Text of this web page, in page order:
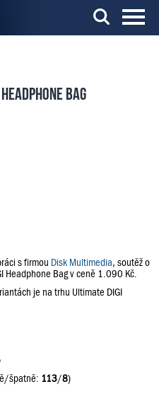
Bag
s firmou Disk Multimedia, soutěž o
Headphone Bag v ceně 1.090 Kč.
je na trhu Ultimate DIGI
špatně: 113/8)